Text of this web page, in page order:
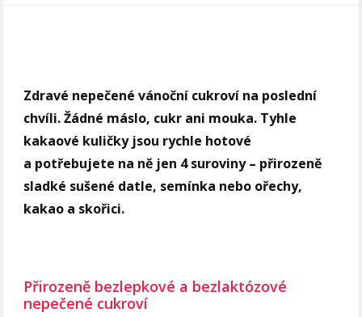
Zdravé nepečené vánoční cukroví na poslední
chvíli. Žádné máslo, cukr ani mouka. Tyhle
kakaové kuličky jsou rychle hotové
a potřebujete na ně jen 4 suroviny – přirozeně
sladké sušené datle, semínka nebo ořechy,
kakao a skořici.
Přirozeně bezlepkové a bezlaktózové
nepečené cukroví